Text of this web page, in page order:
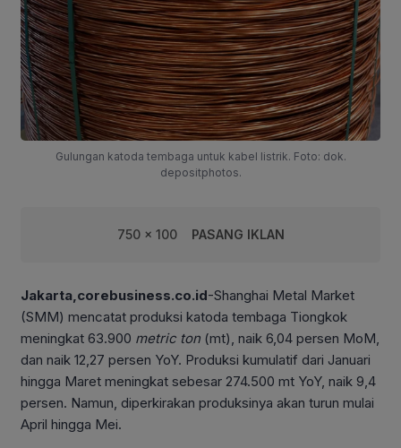
Gulungan katoda tembaga untuk kabel listrik. Foto: dok.
depositphotos.
750 x 100 PASANG IKLAN
Jakarta,corebusiness.co.id-Shanghai Metal Market
(SMM) mencatat produksi katoda tembaga Tiongkok
meningkat 63.900 metric ton (mt), naik 6,04 persen MoM,
dan naik 12,27 persen YoY. Produksi kumulatif dari Januari
hingga Maret meningkat sebesar 274.500 mt YoY, naik 9,4
persen. Namun, diperkirakan produksinya akan turun mulai
April hingga Mei.